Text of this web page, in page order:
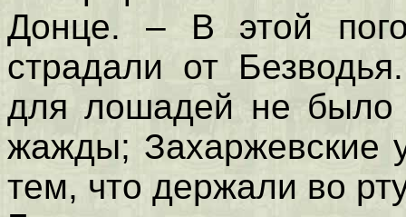
Донце. – В этой
страдали от
для лошадей не было
жажды; Захаржевские
тем, что держали во